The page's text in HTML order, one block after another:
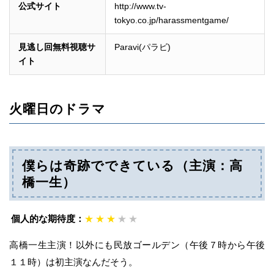
公式サイト
http://www.tv-
tokyo.co.jp/harassmentgame/
見逃し回無料視聴サ
イト
Paravi(パラビ)
火曜日のドラマ
僕らは奇跡でできている（主演：高
橋一生）
個人的な期待度： ★ ★ ★ ★ ★
高橋一生主演！以外にも民放ゴールデン（午後７時から午後
１１時）は初主演なんだそう。